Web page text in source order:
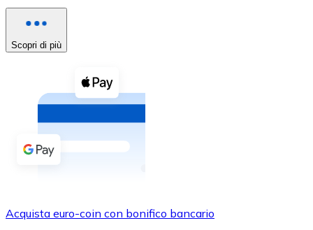
Vedi tutto
Buoni cripto
Acquista criptovalute in contanti e altri mezzi di
Acquista con contanti
Bonifico SEPA
Scopri di più
Acquista euro-coin con bonifico bancario